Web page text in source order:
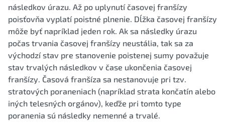
následkov úrazu. Až po uplynutí časovej franšízy
poisťovňa vyplatí poistné plnenie. Dĺžka časovej franšízy
môže byť napríklad jeden rok. Ak sa následky úrazu
počas trvania časovej franšízy neustália, tak sa za
východzí stav pre stanovenie poistenej sumy považuje
stav trvalých následkov v čase ukončenia časovej
franšízy. Časová franšíza sa nestanovuje pri tzv.
stratových poraneniach (napríklad strata končatín alebo
iných telesných orgánov), keďže pri tomto type
poranenia sú následky nemenné a trvalé.